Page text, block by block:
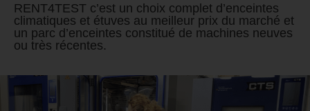
RENT4TEST c’est un choix complet d’enceintes
climatiques et étuves au meilleur prix du marché et
un parc d’enceintes constitué de machines neuves
ou très récentes.